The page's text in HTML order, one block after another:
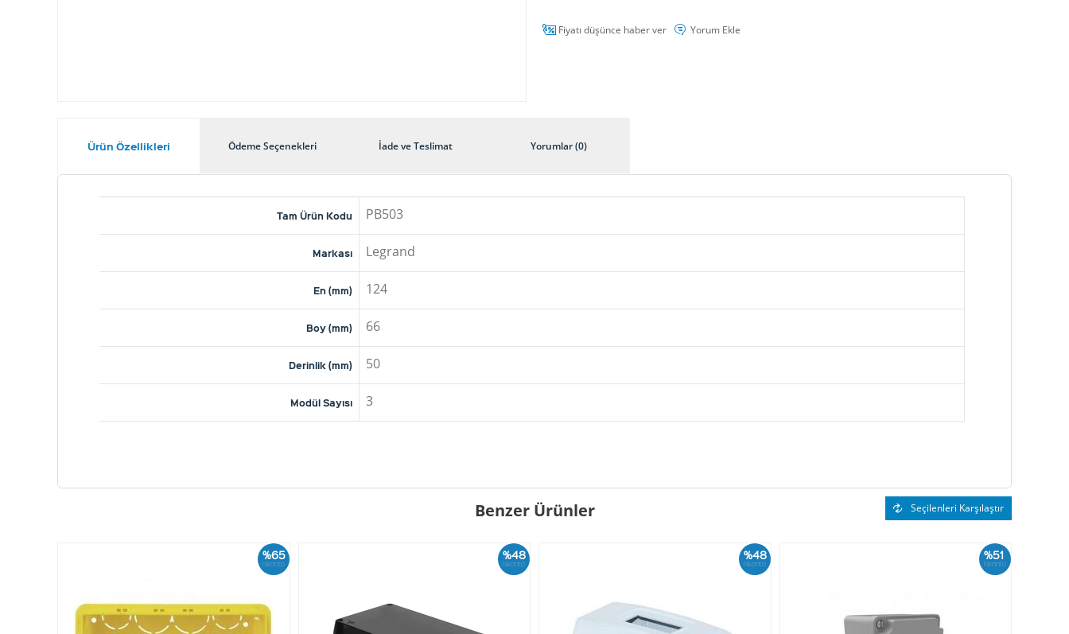
Fiyatı düşünce haber ver Yorum Ekle
Ürün Özellikleri Ödeme Seçenekleri İade ve Teslimat Yorumlar (0)
Tam Ürün Kodu PB503
Markası Legrand
En(mm) 124
Boy(mm) 66
Derinlik(mm) 50
Modül Sayısı 3
Benzer Ürünler Seçilenleri Karşılaştır
%65
İskonto
%48
İskonto
%48
İskonto
%51
İskonto